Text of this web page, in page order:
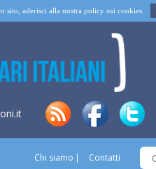
sito, aderisci alla nostra policy sui cookies.
Chi siamo Contatti